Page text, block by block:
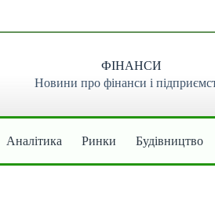
ФІНАНСИ
Новини про фінанси і
Аналітика Ринки Будівництво